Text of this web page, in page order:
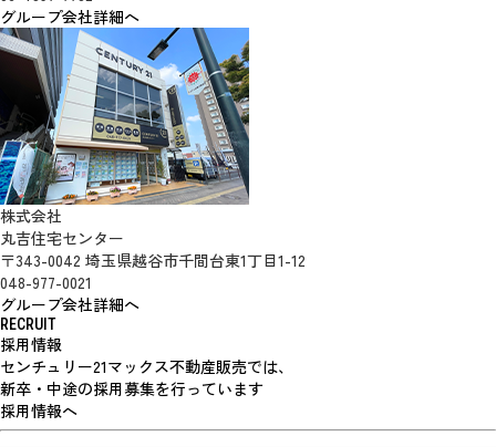
グループ会社詳細へ
株式会社
丸吉住宅センター
〒343-0042 埼玉県越谷市千間台東1丁目1-12
048-977-0021
グループ会社詳細へ
RECRUIT
採用情報
センチュリー21マックス不動産販売では、
新卒・中途の採用募集を行っています
採用情報へ